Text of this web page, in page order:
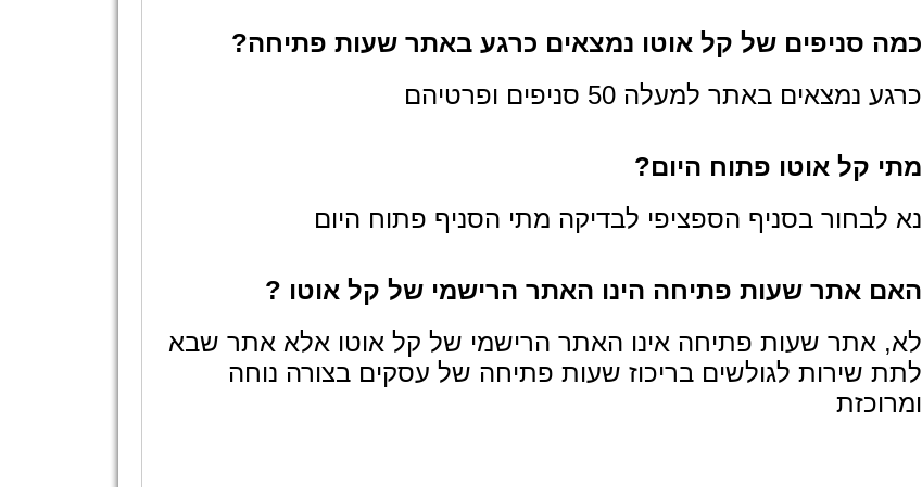
כמה סניפים של קל אוטו נמצאים כרגע באתר שעות פתיחה?
כרגע נמצאים באתר למעלה 50 סניפים ופרטיהם
מתי קל אוטו פתוח היום?
נא לבחור בסניף הספציפי לבדיקה מתי הסניף פתוח היום
האם אתר שעות פתיחה הינו האתר הרישמי של קל אוטו ?
לא, אתר שעות פתיחה אינו האתר הרישמי של קל אוטו אלא אתר שבא
לתת שירות לגולשים בריכוז שעות פתיחה של עסקים בצורה נוחה
ומרוכזת